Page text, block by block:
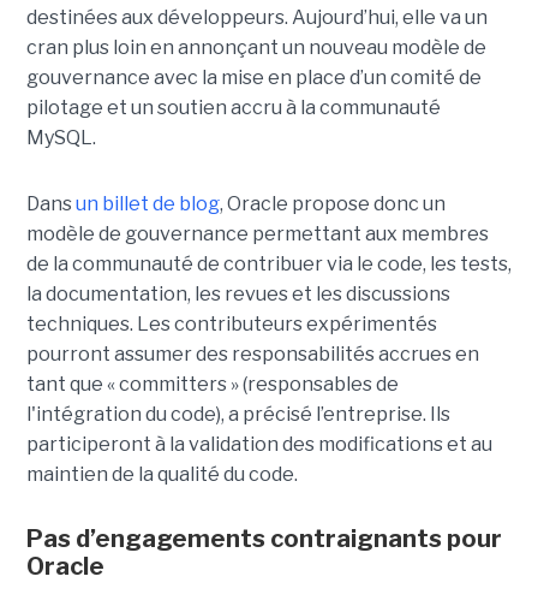
destinées aux développeurs. Aujourd’hui, elle va un
cran plus loin en annonçant un nouveau modèle de
gouvernance avec la mise en place d’un comité de
pilotage et un soutien accru à la communauté
MySQL.
Dansun billet de blog, Oracle propose donc un
modèle de gouvernance permettant aux membres
de la communauté de contribuer via le code, les tests,
la documentation, les revues et les discussions
techniques. Les contributeurs expérimentés
pourront assumer des responsabilités accrues en
tant que « committers » (responsables de
l'intégration du code), a précisé l’entreprise. Ils
participeront à la validation des modifications et au
maintien de la qualité du code.
Pas d’engagements contraignants pour
Oracle